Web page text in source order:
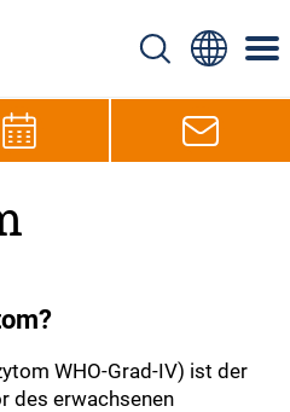
WHO-Grad-IV) ist der
des erwachsenen